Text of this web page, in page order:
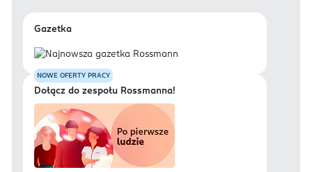
Gazetka
NOWE OFERTY PRACY
Dołącz do zespołu Rossmanna!